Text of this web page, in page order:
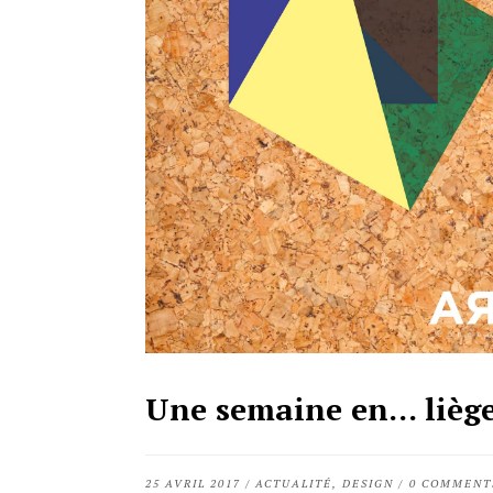
Une semaine en…
25 AVRIL 2017 / ACTUALITÉ,DESIGN / 0